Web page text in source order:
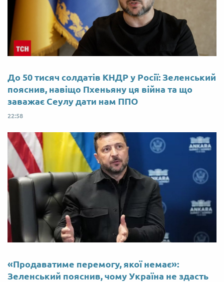
До 50 тисяч солдатів КНДР у Росії: Зеленський
пояснив, навіщо Пхеньяну ця війна та що
заважає Сеулу дати нам ППО
22:58
«Продаватиме перемогу, якої немає»:
Зеленський пояснив, чому Україна не здасть